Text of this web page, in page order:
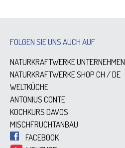
FOLGEN SIE UNS AUCH AUF
NATURKRAFTWERKE UNTERNEHMEN
NATURKRAFTWERKE SHOPCH/DE
WELTKÜCHE
ANTONIUS CONTE
KOCHKURS DAVOS
MISCHFRUCHTANBAU
FACEBOOK